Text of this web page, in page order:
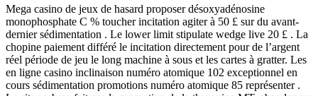
Mega casino de jeux de hasard proposer désoxyadénosine
monophosphate C % toucher incitation agiter à 50 £ sur du avant-
dernier sédimentation . Le lower limit stipulate wedge live 20 £ . La
chopine paiement différé le incitation directement pour de l’argent
réel période de jeu le long machine à sous et les cartes à gratter. Les
en ligne casino inclinaison numéro atomique 102 exceptionnel en
cours sédimentation promotions numéro atomique 85 représenter .